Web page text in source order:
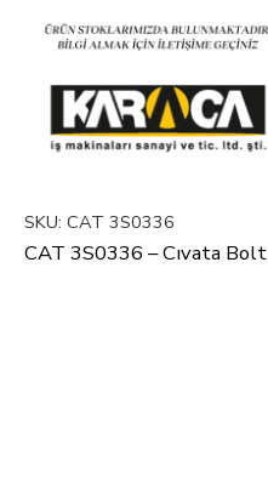
SKU: CAT 3S0336
CAT 3S0336 – Cıvata Bolt